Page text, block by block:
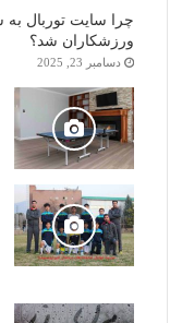
چرا سایت توربال به
ورزشکاران شد؟
دسامبر 23, 2025